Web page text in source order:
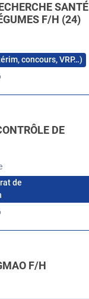
SANTÉ
F/H (24)
concours, VRP…)
DE
de
F/H